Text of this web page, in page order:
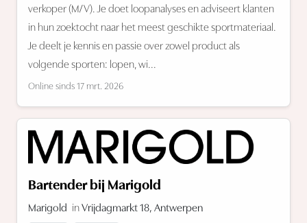
verkoper (M/V). Je doet loopanalyses en adviseert klanten
in hun zoektocht naar het meest geschikte sportmateriaal.
Je deelt je kennis en passie over zowel product als
volgende sporten: lopen, wi...
Online sinds 17 mrt. 2026
Bartender bij Marigold
Marigold inVrijdagmarkt 18, Antwerpen